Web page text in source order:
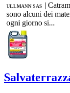
ULLMANN SAS |
sono alcuni dei
ogni giorno si...